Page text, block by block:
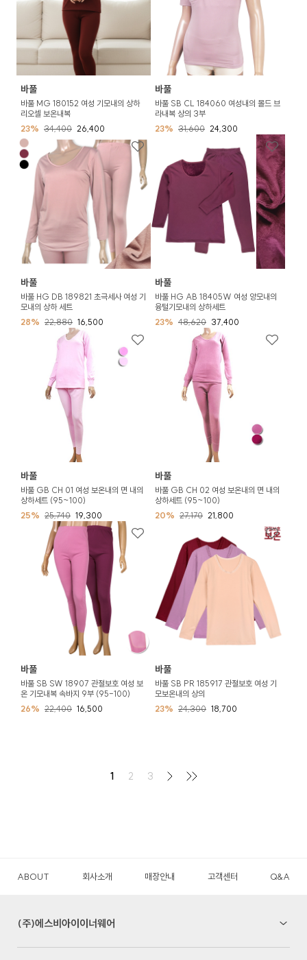
바풀
바풀 MG 180152 여성 기모내의 상하
리오셀 보온내복
23% 34,400 26,400
바풀
바풀 SB CL 184060 여성내의 몰드 브
라내복 상의 3부
23% 31,600 24,300
바풀
바풀 HG DB 189821 초극세사 여성 기
모내의 상하 세트
28% 22,880 16,500
바풀
바풀 HG AB 18405W 여성 양모내의
융털기모내의 상하세트
23% 48,620 37,400
바풀
바풀 GB CH 01 여성 보온내의 면 내의
상하세트 (95~100)
25% 25,740 19,300
바풀
바풀 GB CH 02 여성 보온내의 면 내의
상하세트 (95~100)
20% 27,170 21,800
바풀
바풀 SB SW 18907 관절보호 여성 보
온 기모내복 속바지 9부 (95-100)
26% 22,400 16,500
바풀
바풀 SB PR 185917 관절보호 여성 기
모보온내의 상의
23% 24,300 18,700
1 2 3
ABOUT 회사소개 매장안내 고객센터 Q&A
(주)에스비아이이너웨어